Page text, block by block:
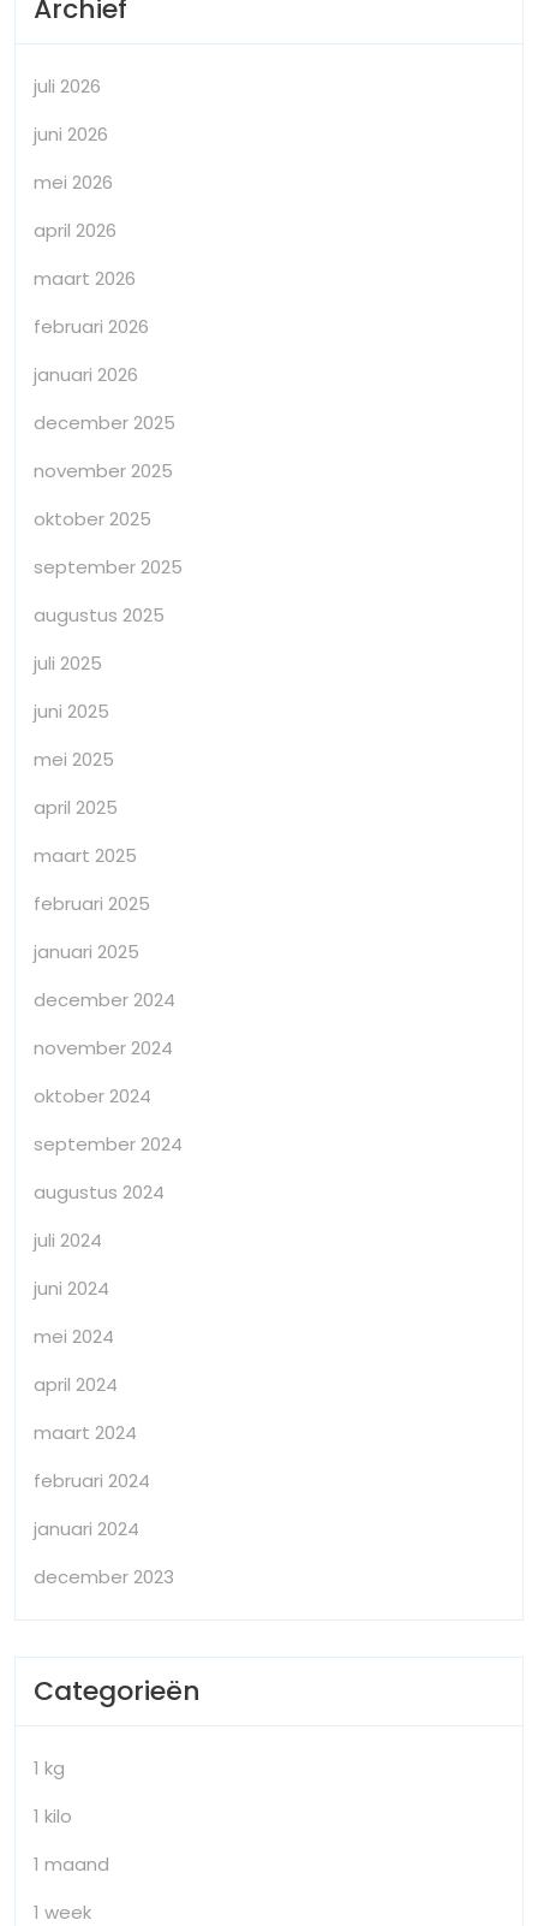
Archief
juli 2026
juni 2026
mei 2026
april 2026
maart 2026
februari 2026
januari 2026
december 2025
november 2025
oktober 2025
september 2025
augustus 2025
juli 2025
juni 2025
mei 2025
april 2025
maart 2025
februari 2025
januari 2025
december 2024
november 2024
oktober 2024
september 2024
augustus 2024
juli 2024
juni 2024
mei 2024
april 2024
maart 2024
februari 2024
januari 2024
december 2023
Categorieën
1 kg
1 kilo
1 maand
1 week